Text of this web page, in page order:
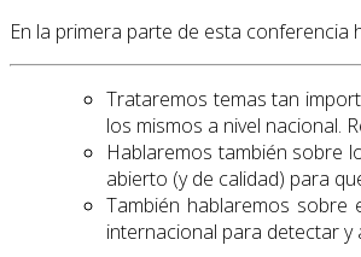
En la primera parte de esta
Trataremos temas tan
los mismos a nivel nacional.
Hablaremos también sobre
abierto (y de calidad) para
También hablaremos
internacional para detectar